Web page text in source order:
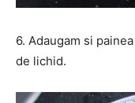
6. Adaugam si
de lichid.